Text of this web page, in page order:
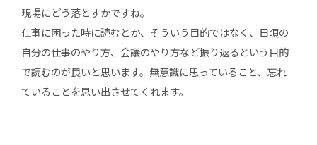
現場にどう落とすかですね。
仕事に困った時に読むとか、そういう目的ではなく、日頃の
自分の仕事のやり方、会議のやり方など振り返るという目的
で読むのが良いと思います。無意識に思っていること、忘れ
ていることを思い出させてくれます。